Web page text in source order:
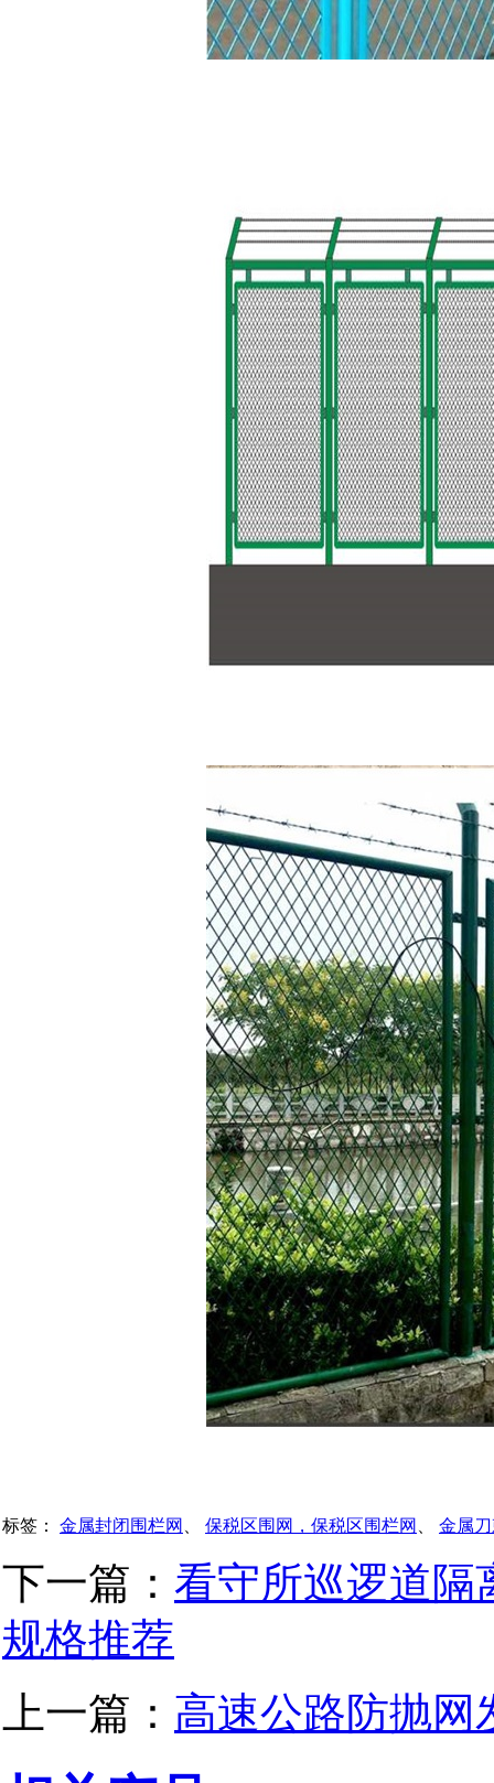
标签： 金属封闭围栏网 保税区围网，保税区围栏网 金属
下一篇： 看守所巡逻道隔
规格推荐
上一篇： 高速公路防抛网